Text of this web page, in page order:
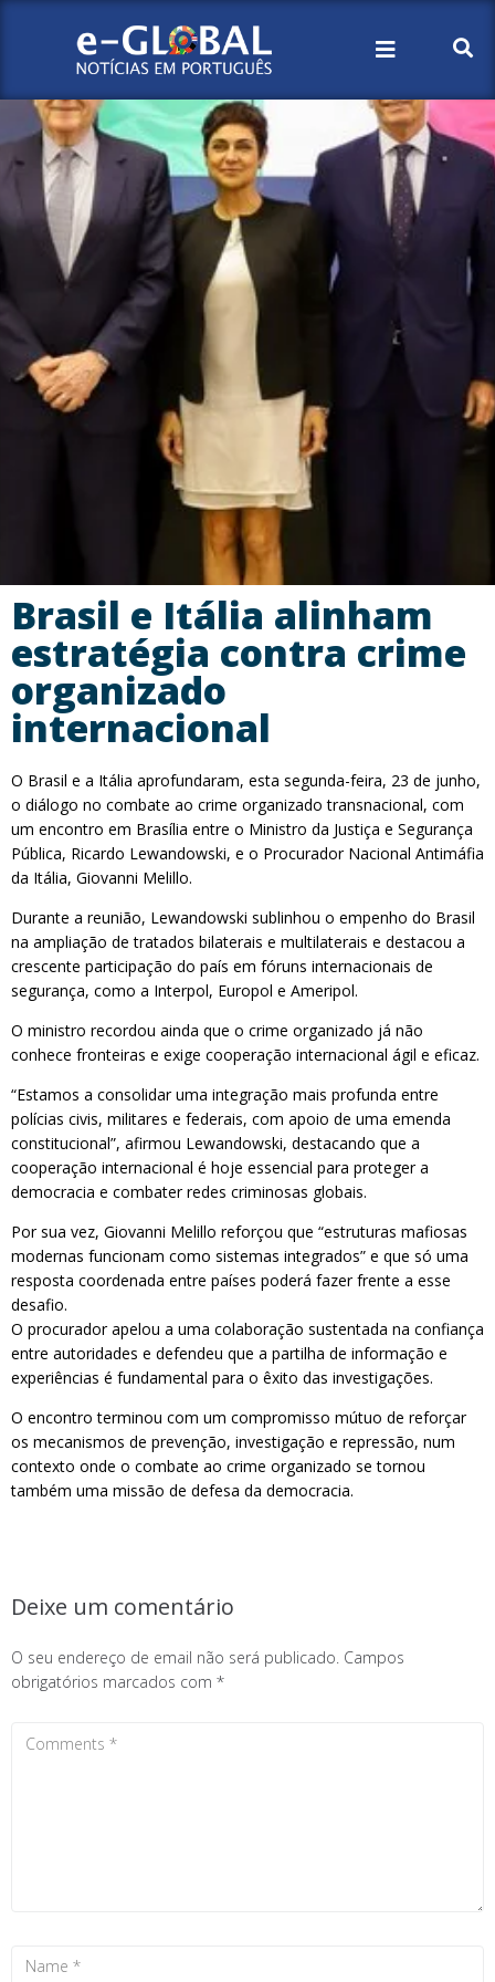
Brasil e Itália alinham
estratégia contra crime
organizado
internacional
O Brasil e a Itália aprofundaram, esta segunda-feira, 23 de junho,
o diálogo no combate ao crime organizado transnacional, com
um encontro em Brasília entre o Ministro da Justiça e Segurança
Pública, Ricardo Lewandowski, e o Procurador Nacional Antimáfia
da Itália, Giovanni Melillo.
Durante a reunião, Lewandowski sublinhou o empenho do Brasil
na ampliação de tratados bilaterais e multilaterais e destacou a
crescente participação do país em fóruns internacionais de
segurança, como a Interpol, Europol e Ameripol.
O ministro recordou ainda que o crime organizado já não
conhece fronteiras e exige cooperação internacional ágil e eficaz.
“Estamos a consolidar uma integração mais profunda entre
polícias civis, militares e federais, com apoio de uma emenda
constitucional”, afirmou Lewandowski, destacando que a
cooperação internacional é hoje essencial para proteger a
democracia e combater redes criminosas globais.
Por sua vez, Giovanni Melillo reforçou que “estruturas mafiosas
modernas funcionam como sistemas integrados” e que só uma
resposta coordenada entre países poderá fazer frente a esse
desafio.
O procurador apelou a uma colaboração sustentada na confiança
entre autoridades e defendeu que a partilha de informação e
experiências é fundamental para o êxito das investigações.
O encontro terminou com um compromisso mútuo de reforçar
os mecanismos de prevenção, investigação e repressão, num
contexto onde o combate ao crime organizado se tornou
também uma missão de defesa da democracia.
Deixe um comentário
O seu endereço de email não será publicado. Campos
obrigatórios marcados com *